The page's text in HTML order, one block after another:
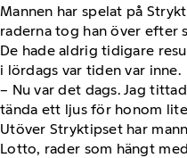
Mannen har spelat på
raderna tog han över efter
De hade aldrig tidigare
i lördags var tiden var inne.
– Nu var det dags. Jag
tända ett ljus för honom
Utöver Stryktipset har
Lotto, rader som hängt